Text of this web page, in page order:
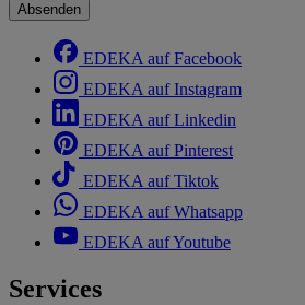
Absenden
EDEKA auf Facebook
EDEKA auf Instagram
EDEKA auf Linkedin
EDEKA auf Pinterest
EDEKA auf Tiktok
EDEKA auf Whatsapp
EDEKA auf Youtube
Services